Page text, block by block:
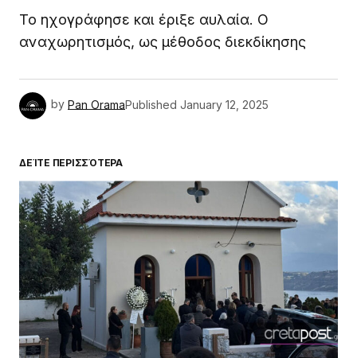
Το ηχογράφησε και έριξε αυλαία. Ο
αναχωρητισμός, ως μέθοδος διεκδίκησης
by Pan OramaPublished January 12, 2025
ΔΕΊΤΕ ΠΕΡΙΣΣΌΤΕΡΑ